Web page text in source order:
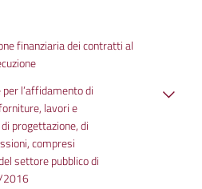
finanziaria dei contratti al
l’affidamento di
lavori e
progettazione, di
compresi
settore pubblico di
2016